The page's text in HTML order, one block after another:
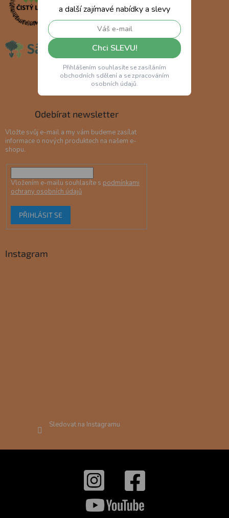
Odebírat newsletter
Vložte svůj e-mail a my vám budeme zasílat
informace o nových produktech na našem e-
shopu.
Vložením e-mailu souhlasíte s podmínkami
ochrany osobních údajů
PŘIHLÁSIT SE
Instagram
Sledovat na Instagramu
a další zajímavé nabídky a slevy
Chci SLEVU!
Přihlášením souhlasíte se zasíláním
obchodních sdělení a se zpracováním
osobních údajů.